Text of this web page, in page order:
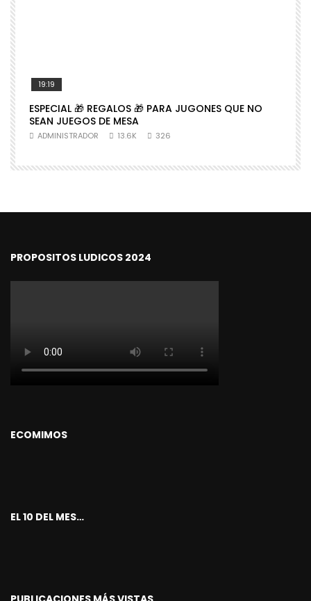
19:19
ESPECIAL 🎁 REGALOS 🎁 PARA JUGONES QUE NO
SEAN JUEGOS DE MESA
ADMINISTRADOR 13.6K 326
PROPOSITOS LUDICOS 2024
ECOMIMOS
EL 10 DEL MES…